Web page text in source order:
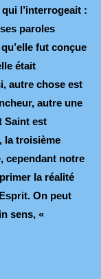
l’interrogeait :
paroles
fut conçue
était
autre chose est
autre une
Saint est
la troisième
cependant notre
la réalité
On peut
sens, «